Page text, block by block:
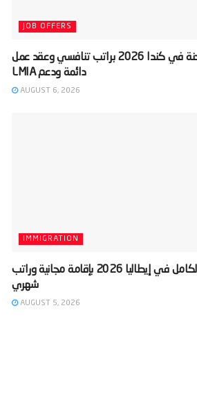
JOB OFFERS
‫فرصة عمل سائق شاحنة في كندا 2026 براتب تنافسي وعقد عمل
دائمة ودعم LMIA‬
AUGUST 6, 2026
IMMIGRATION
‫برنامج تطوع ممول بالكامل في إيطاليا 2026 بإقامة مجانية وراتب
شهري‬
AUGUST 5, 2026